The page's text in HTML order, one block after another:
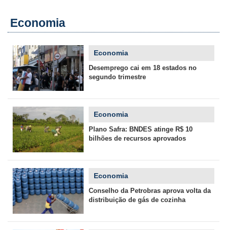
Economia
Economia
Desemprego cai em 18 estados no
segundo trimestre
Economia
Plano Safra: BNDES atinge R$ 10
bilhões de recursos aprovados
Economia
Conselho da Petrobras aprova volta da
distribuição de gás de cozinha